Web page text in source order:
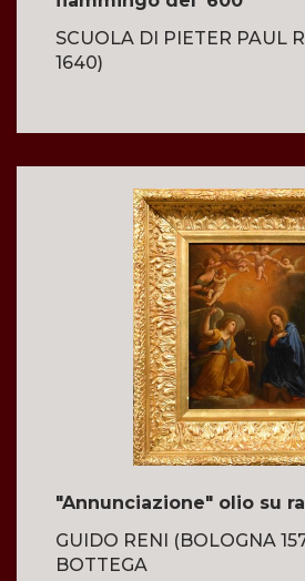
SCUOLA DI PIETER PAUL
1640)
"Annunciazione" olio su
GUIDO RENI (BOLOGNA
BOTTEGA